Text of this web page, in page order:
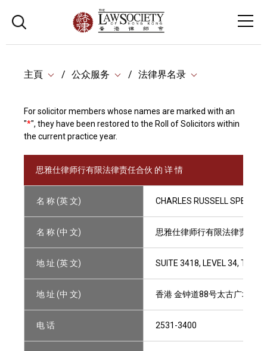
主頁 公众服务 法律界名录
For solicitor members whose names are marked with an
"*", they have been restored to the Roll of Solicitors within
the current practice year.
思雅仕律师行有限法律责任合伙 的 详 情
名 称 (英 文) CHARLES RUSSELL
名 称 (中 文) 思雅仕律师行有限法律责任合
地 址 (英 文) SUITE 3418, LEVEL 34, TWO
地 址 (中 文) 香港 金钟道88号太古广场2期
电 话 2531-3400